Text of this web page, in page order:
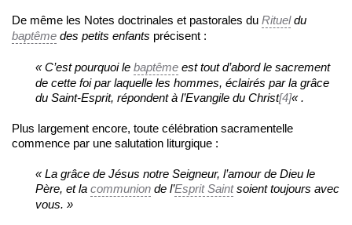
De même les Notes doctrinales et pastorales du Ritueldu
baptême des petits enfants précisent :
« C’est pourquoi le baptême est tout d’abord le sacrement
de cette foi par laquelle les hommes, éclairés par la grâce
du Saint-Esprit, répondent à l’Evangile du Christ[4]« .
Plus largement encore, toute célébration sacramentelle
commence par une salutation liturgique :
« La grâce de Jésus notre Seigneur, l’amour de Dieu le
Père, et la communion de l’Esprit Saintsoient toujours avec
vous. »